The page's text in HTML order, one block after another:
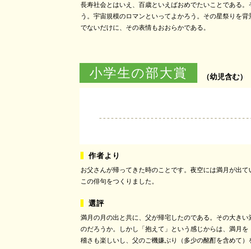
長寿社会とはいえ、百歳といえばおめでたいことである
う。宇宙規模のロマンといってよかろう。その星祭りを
でないだけに、その表情もおおらかである。
小学生の部大賞 （幼児含む）
お父さんが帰ってきた時のことです。夜空には満月が出
この俳句をつくりました。
満月の月の出と共に、父が帰宅したのである。その大き
のだろうか。しかし「抱えて」という感じからは、満月
稽さも楽しいし、父のご機嫌ぶり（多少の酩酊を含めて）